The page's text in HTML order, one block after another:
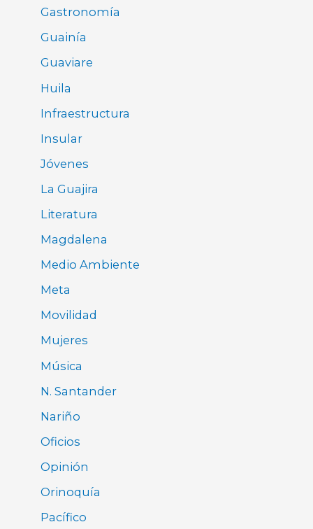
Gastronomía
Guainía
Guaviare
Huila
Infraestructura
Insular
Jóvenes
La Guajira
Literatura
Magdalena
Medio Ambiente
Meta
Movilidad
Mujeres
Música
N. Santander
Nariño
Oficios
Opinión
Orinoquía
Pacífico